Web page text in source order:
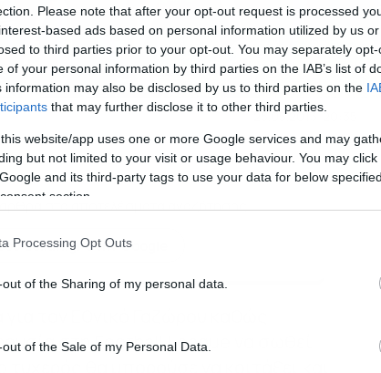
Please note that after your opt-out request is processed
based ads based on personal information utilized by us
to third parties prior to your opt-out. You may separately
of your personal information by third parties on the IAB’s list of
information may also be disclosed by us to third parties on the
that may further disclose it to other third parties.
website/app uses one or more Google services and may
but not limited to your visit or usage behaviour. You may
and its third-party tags to use your data for below
section.
Processing Opt Outs
of the Sharing of my personal data.
of the Sale of my Personal Data.
25.05.2013-20:35
στα αποτελέσματα αναζήτησης
dokari.gr στην Google
τον Εθνικό Γαζώρου καθώς
στη Football League να σωθεί
θα μπορούσε να κοιτάξει και